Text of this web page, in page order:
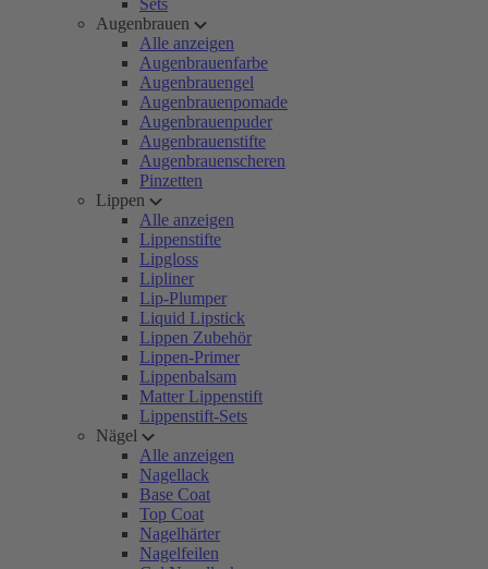
Sets
Augenbrauen
Alle anzeigen
Augenbrauenfarbe
Augenbrauengel
Augenbrauenpomade
Augenbrauenpuder
Augenbrauenstifte
Augenbrauenscheren
Pinzetten
Lippen
Alle anzeigen
Lippenstifte
Lipgloss
Lipliner
Lip-Plumper
Liquid Lipstick
Lippen Zubehör
Lippen-Primer
Lippenbalsam
Matter Lippenstift
Lippenstift-Sets
Nägel
Alle anzeigen
Nagellack
Base Coat
Top Coat
Nagelhärter
Nagelfeilen